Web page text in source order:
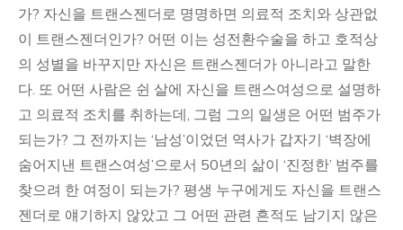
가? 자신을 트랜스젠더로 명명하면 의료적 조치와 상관없
이 트랜스젠더인가? 어떤 이는 성전환수술을 하고 호적상
의 성별을 바꾸지만 자신은 트랜스젠더가 아니라고 말한
다. 또 어떤 사람은 쉰 살에 자신을 트랜스여성으로 설명하
고 의료적 조치를 취하는데, 그럼 그의 일생은 어떤 범주가
되는가? 그 전까지는 ‘남성’이었던 역사가 갑자기 ‘벽장에
숨어지낸 트랜스여성’으로서 50년의 삶이 ‘진정한’ 범주를
찾으려 한 여정이 되는가? 평생 누구에게도 자신을 트랜스
젠더로 얘기하지 않았고 그 어떤 관련 흔적도 남기지 않은